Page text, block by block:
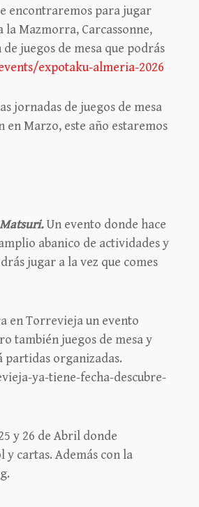
encontraremos para jugar
la Mazmorra, Carcassonne,
juegos de mesa que podrás
expotaku-almeria-2026
jornadas de juegos de mesa
en Marzo, este año estaremos
Un evento donde hace
abanico de actividades y
jugar a la vez que comes
en Torrevieja un evento
también juegos de mesa y
partidas organizadas.
ya-tiene-fecha-descubre-
y 26 de Abril donde
cartas. Además con la